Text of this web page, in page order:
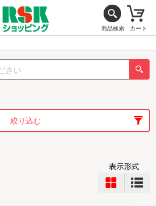
商品検索 カート
絞り込む
表示形式